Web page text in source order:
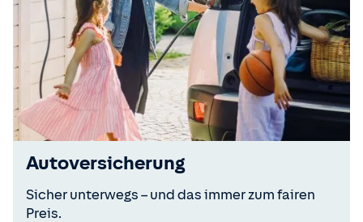
Autoversicherung
Sicher unterwegs – und das immer zum fairen
Preis.